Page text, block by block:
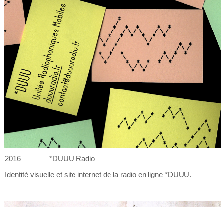
2016
*DUUU Radio
Identité visuelle et site internet de la radio en ligne *DUUU.